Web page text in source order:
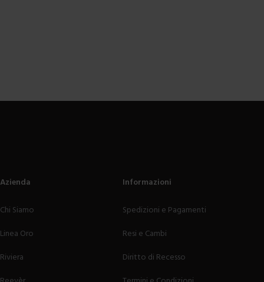
Azienda
Chi Siamo
Linea Oro
Riviera
Informazioni
Spedizioni e Pagamenti
Resi e Cambi
Diritto di Recesso